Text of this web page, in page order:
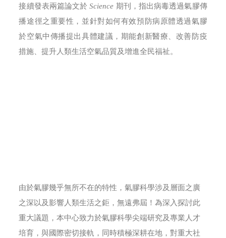
接續發表兩篇論文於 Science 期刊，指出病毒透過氣膠傳
播途徑之重要性，並針對如何有效預防病原體透過氣膠
於空氣中傳播提出具體建議，期能創新醫療、改善防疫
措施、提升人類生活空氣品質及增進全民福祉。
由於氣膠幾乎無所不在的特性，氣膠科學涉及層面之廣
之深以及影響人類生活之鉅，無遠弗屆！為深入探討此
重大議題，本中心致力於氣膠科學尖端研究及專業人才
培育，與國際密切接軌，同時積極深耕在地，對重大社